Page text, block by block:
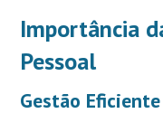
Importância
Pessoal
Gestão